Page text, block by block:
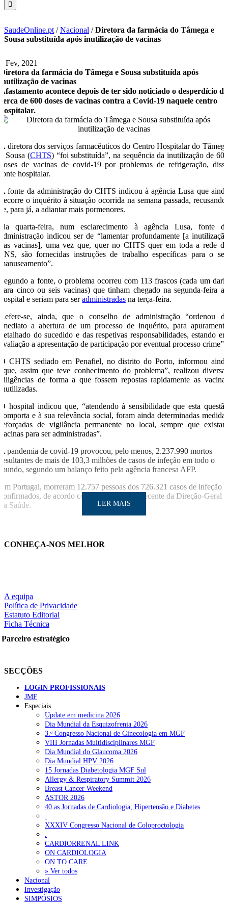
SaudeOnline.pt /Nacional /Diretora da farmácia do Tâmega e
Sousa substituída após inutilização de vacinas
3 Fev, 2021
Diretora da farmácia do Tâmega e Sousa substituída após
inutilização de vacinas
Afastamento acontece depois de ter sido noticiado o desperdício de
cerca de 600 doses de vacinas contra a Covid-19 naquele centro
hospitalar.
A diretora dos serviços farmacêuticos do Centro Hospitalar do Tâmega
e Sousa (CHTS) “foi substituída”, na sequência da inutilização de 600
doses de vacinas de covid-19 por problemas de refrigeração, disse
fonte hospitalar.
A fonte da administração do CHTS indicou à agência Lusa que ainda
decorre o inquérito à situação ocorrida na semana passada, recusando-
se, para já, a adiantar mais pormenores.
Na quarta-feira, num esclarecimento à agência Lusa, fonte da
administração indicou ser de “lamentar profundamente [a inutilização
das vacinas], uma vez que, quer no CHTS quer em toda a rede do
SNS, são fornecidas instruções de trabalho específicas para o seu
manuseamento”.
Segundo a fonte, o problema ocorreu com 113 frascos (cada um daria
para cinco ou seis vacinas) que tinham chegado na segunda-feira ao
hospital e seriam para seradministradas na terça-feira.
Refere-se, ainda, que o conselho de administração “ordenou de
imediato a abertura de um processo de inquérito, para apuramento
detalhado do sucedido e das respetivas responsabilidades, estando em
avaliação a apresentação de participação por eventual processo crime”.
O CHTS sediado em Penafiel, no distrito do Porto, informou ainda
“que, assim que teve conhecimento do problema”, realizou diversas
diligências de forma a que fossem repostas rapidamente as vacinas
inutilizadas.
O hospital indicou que, “atendendo à sensibilidade que esta questão
comporta e à sua relevância social, foram ainda determinadas medidas
reforçadas de vigilância permanente no local, sempre que existam
vacinas para ser administradas”.
A pandemia de covid-19 provocou, pelo menos, 2.237.990 mortos
resultantes de mais de 103,3 milhões de casos de infeção em todo o
mundo, segundo um balanço feito pela agência francesa AFP.
Em Portugal, morreram 12.757 pessoas dos 726.321 casos de infeção
confirmados, de acordo com o boletim mais recente da Direção-Geral
da Saúde.
Partilhe nas redes sociais:
NOTÍCIAS RECENTES
Quase 11.900 jovens recorreram aos cheques psicólogo e
nutricionista no primeiro mês 7 de Agosto, 2026
ULS de Coimbra estreia cirurgia endoscópica do ouvido com
apoio robótico em Portugal 7 de Agosto, 2026
Enfermeiros exigem esclarecimentos sobre eventual gestão
privada da ULS do Algarve 7 de Agosto, 2026
Ordem dos Médicos alerta para riscos no novo sistema de acesso
a consultas e cirurgias
Portugal está a formar os médicos de que precisa?
2026
NOTÍCIAS MAIS LIDAS
LER MAIS
CONHEÇA-NOS MELHOR
A equipa
Política de Privacidade
Estatuto Editorial
Ficha Técnica
Parceiro estratégico
SECÇÕES
LOGIN PROFISSIONAIS
JMF
Especiais
Update em medicina 2026
Dia Mundial da Esquizofrenia 2026
3.ᵒ Congresso Nacional de Ginecologia em MGF
VIII Jornadas Multidisciplinares MGF
Dia Mundial do Glaucoma 2026
Dia Mundial HPV 2026
15 Jornadas Diabetologia MGF Sul
Allergy & Respiratory Summit 2026
Breast Cancer Weekend
ASTOR 2026
40.as Jornadas de Cardiologia, Hipertensão e Diabetes
.
XXXIV Congresso Nacional de Coloproctologia
.
CARDIORRENAL LINK
ON CARDIOLOGIA
ON TO CARE
» Ver todos
Nacional
Investigação
SIMPÓSIOS